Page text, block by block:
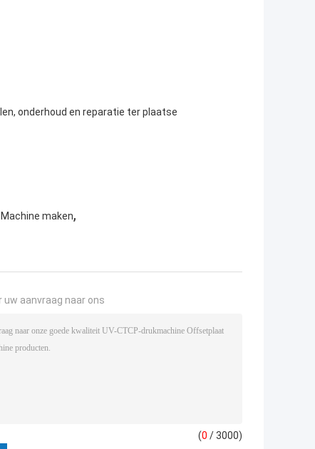
onderhoud en reparatie ter plaatse
maken,
uw aanvraag naar ons
(0 / 3000)